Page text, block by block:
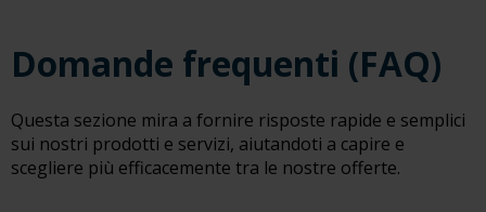
Domande frequenti (FAQ)
Questa sezione mira a fornire risposte rapide e semplici
sui nostri prodotti e servizi, aiutandoti a capire e
scegliere più efficacemente tra le nostre offerte.